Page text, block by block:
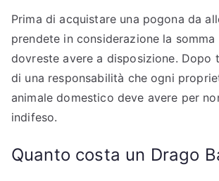
Prima di acquistare una pogona da
prendete in considerazione la
dovreste avere a disposizione. Dopo
di una responsabilità che ogni
animale domestico deve avere per
indifeso.
Quanto costa un Drago